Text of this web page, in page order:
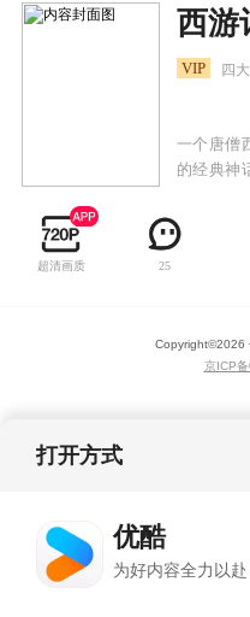
VIP 四
一个唐僧
的经典神
记》，让
幽光点点
想改地
途历尽千
九八十
超清画质 25
Copyright©2026
京ICP
打开方式
优酷
为好内容全力以赴